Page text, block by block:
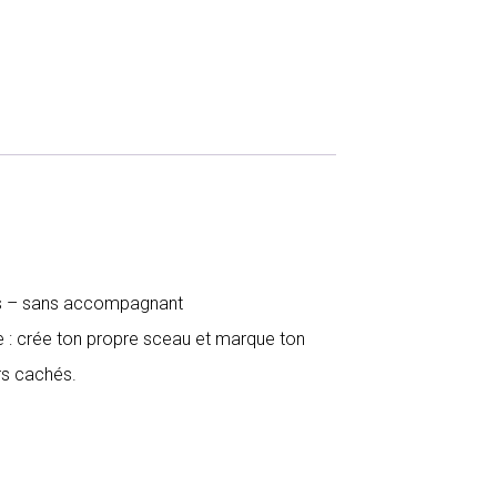
– sans accompagnant
crée ton propre sceau et marque ton
cachés.